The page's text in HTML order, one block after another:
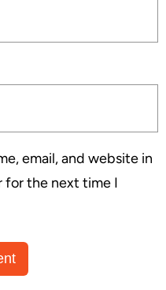
email, and website in
for the next time I